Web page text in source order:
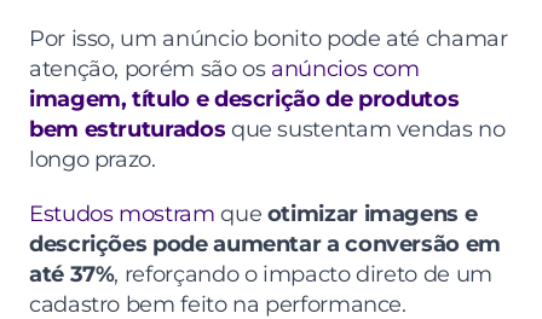
Por isso, um anúncio bonito pode até chamar
atenção, porém são os
imagem, título e descrição de produtos
bem estruturados que sustentam vendas no
longo prazo.
Estudos mostram que otimizar imagens e
descrições pode aumentar a conversão em
até 37%, reforçando o impacto direto de um
cadastro bem feito na performance.